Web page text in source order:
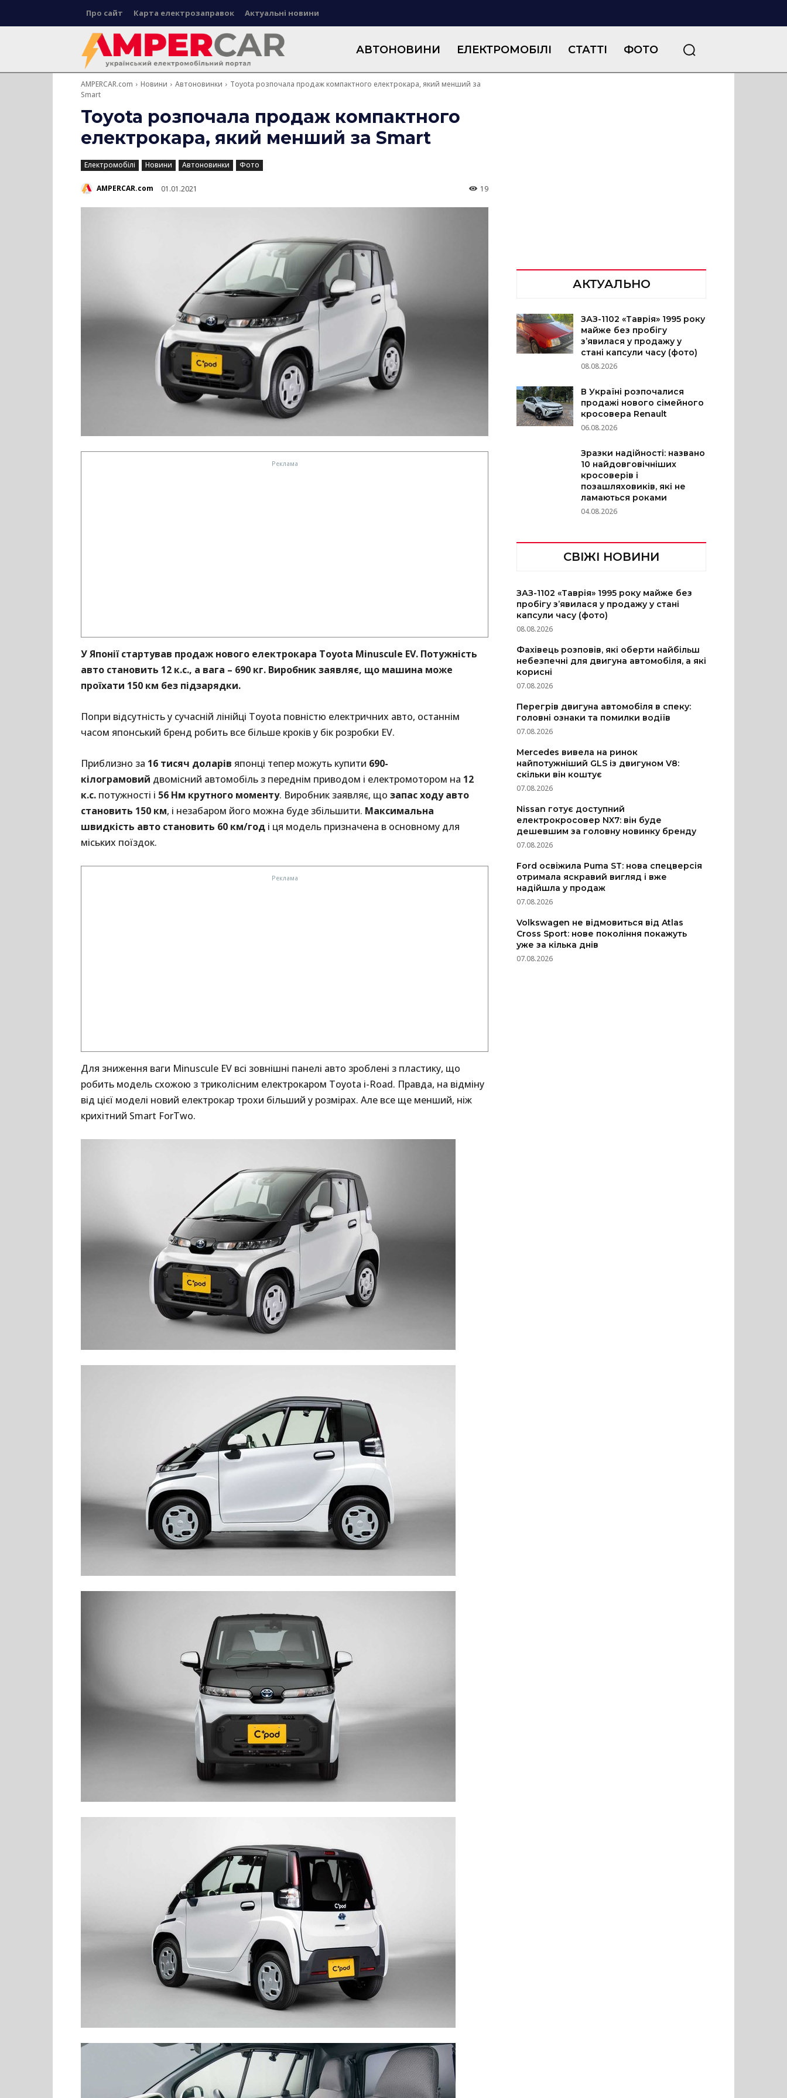
Про сайт Карта електрозаправок Актуальні новини
АВТОНОВИНИ ЕЛЕКТРОМОБІЛІ СТАТТІ ФОТО
AMPERCAR.com Новини Автоновинки
Toyota розпочала продаж компактного електрокара, який менший за
Smart
Toyota розпочала продаж компактного
електрокара, який менший за Smart
Електромобілі Новини Автоновинки Фото
AMPERCAR.com 01.01.2021 19
У Японії стартував продаж нового електрокара Toyota Minuscule EV. Потужність
авто становить 12 к.с., а вага – 690 кг. Виробник заявляє, що машина може
проїхати 150 км без підзарядки.
Попри відсутність у сучасній лінійці Toyota повністю електричних авто, останнім
часом японський бренд робить все більше кроків у бік розробки EV.
Приблизно за 16 тисяч доларів японці тепер можуть купити 690-
кілограмовий двомісний автомобіль з переднім приводом і електромотором на 12
к.с. потужності і 56 Нм крутного моменту. Виробник заявляє, що запас ходу авто
становить 150 км, і незабаром його можна буде збільшити. Максимальна
швидкість авто становить 60 км/год і ця модель призначена в основному для
міських поїздок.
Для зниження ваги Minuscule EV всі зовнішні панелі авто зроблені з пластику, що
робить модель схожою з триколісним електрокаром Toyota i-Road. Правда, на відміну
від цієї моделі новий електрокар трохи більший у розмірах. Але все ще менший, ніж
крихітний Smart ForTwo.
АКТУАЛЬНО
ЗАЗ-1102 «Таврія» 1995 року
майже без пробігу
з’явилася у продажу у
стані капсули часу (фото)
08.08.2026
В Україні розпочалися
продажі нового сімейного
кросовера Renault
06.08.2026
Зразки надійності: названо
10 найдовговічніших
кросоверів і
позашляховиків, які не
ламаються роками
04.08.2026
СВІЖІ НОВИНИ
ЗАЗ-1102 «Таврія» 1995 року майже без
пробігу з’явилася у продажу у стані
капсули часу (фото)
08.08.2026
Фахівець розповів, які оберти найбільш
небезпечні для двигуна автомобіля, а які
корисні
07.08.2026
Перегрів двигуна автомобіля в спеку:
головні ознаки та помилки водіїв
07.08.2026
Mercedes вивела на ринок
найпотужніший GLS із двигуном V8:
скільки він коштує
07.08.2026
Nissan готує доступний
електрокросовер NX7: він буде
дешевшим за головну новинку бренду
07.08.2026
Ford освіжила Puma ST: нова спецверсія
отримала яскравий вигляд і вже
надійшла у продаж
07.08.2026
Volkswagen не відмовиться від Atlas
Cross Sport: нове покоління покажуть
уже за кілька днів
07.08.2026